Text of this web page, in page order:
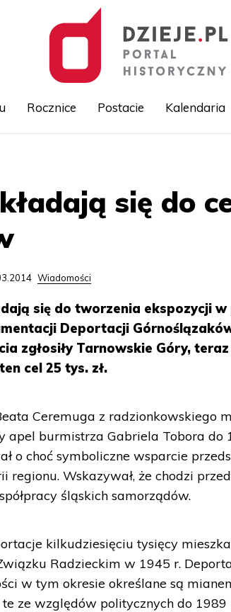
Rocznice Postacie Kalendaria
się do
Wiadomości
się do tworzenia ekspozycji
Deportacji
zgłosiły Tarnowskie Góry,
cel 25 tys. zł.
Ceremuga z radzionkowskiego
apel burmistrza Gabriela Tobora do
o choć symboliczne wsparcie
Wskazywał, że chodzi
śląskich samorządów.
kilkudziesięciu tysięcy
Radzieckim w 1945 r.
w tym okresie określane są
ze względów politycznych do 1989